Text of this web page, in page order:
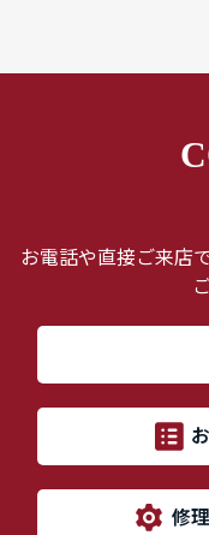
お電話や直接ご来店
修